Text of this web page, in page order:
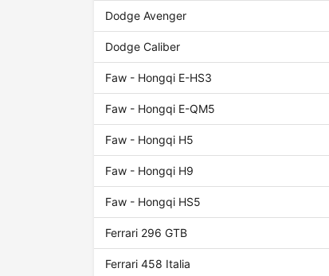
Dodge Avenger
Dodge Caliber
Faw - Hongqi E-HS3
Faw - Hongqi E-QM5
Faw - Hongqi H5
Faw - Hongqi H9
Faw - Hongqi HS5
Ferrari 296 GTB
Ferrari 458 Italia